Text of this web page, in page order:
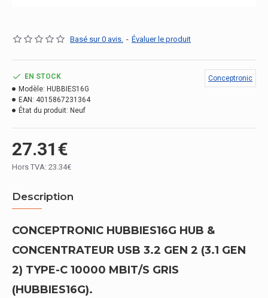
Basé sur 0 avis. - Évaluer le produit
27.31€
Hors TVA: 23.34€
EN STOCK
Modèle: HUBBIES16G
EAN: 4015867231364
État du produit: Neuf
Conceptronic
Description
CONCEPTRONIC HUBBIES16G HUB &
CONCENTRATEUR USB 3.2 GEN 2 (3.1 GEN
2) TYPE-C 10000 MBIT/S GRIS
(HUBBIES16G).